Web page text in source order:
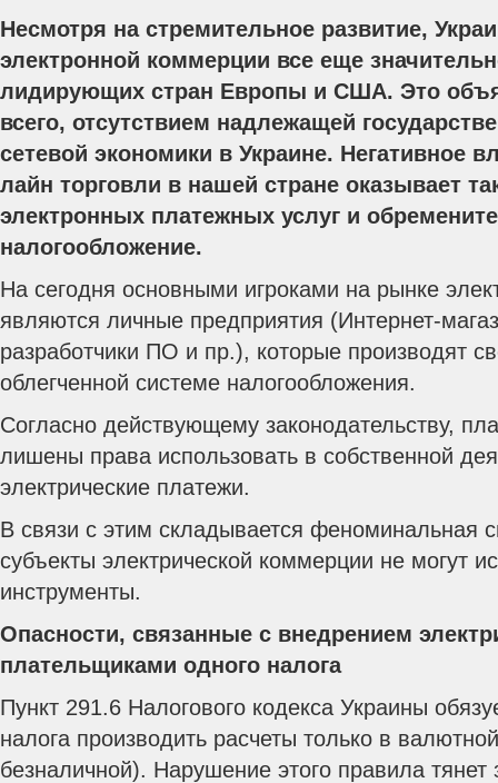
Несмотря на стремительное развитие,
электронной коммерции все еще
лидирующих стран Европы и США. Это
всего, отсутствием надлежащей
сетевой экономики в Украине. Негативное
лайн торговли в нашей стране оказывает
электронных платежных услуг и
налогообложение.
На сегодня основными игроками на рынке
являются личные предприятия (Интернет-
разработчики ПО и пр.), которые производят
облегченной системе налогообложения.
Согласно действующему законодательству,
лишены права использовать в собственной
электрические платежи.
В связи с этим складывается феноминальная
субъекты электрической коммерции не могут
инструменты.
Опасности, связанные с внедрением
плательщиками одного налога
Пункт 291.6 Налогового кодекса Украины
налога производить расчеты только в
безналичной). Нарушение этого правила тянет